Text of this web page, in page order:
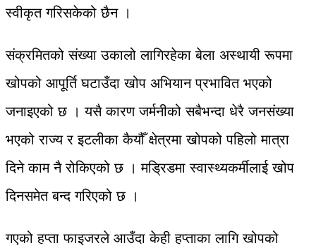
स्वीकृत गरिसकेको छैन ।
संक्रमितको संख्या उकालो लागिरहेका बेला अस्थायी रूपमा
खोपको आपूर्ति घटाउँदा खोप अभियान प्रभावित भएको
जनाइएको छ । यसै कारण जर्मनीको सबैभन्दा धेरै जनसंख्या
भएको राज्य र इटलीका कैयौँ क्षेत्रमा खोपको पहिलो मात्रा
दिने काम नै रोकिएको छ । मड्रिडमा स्वास्थ्यकर्मीलाई खोप
दिनसमेत बन्द गरिएको छ ।
गएको हप्ता फाइजरले आउँदा केही हप्ताका लागि खोपको